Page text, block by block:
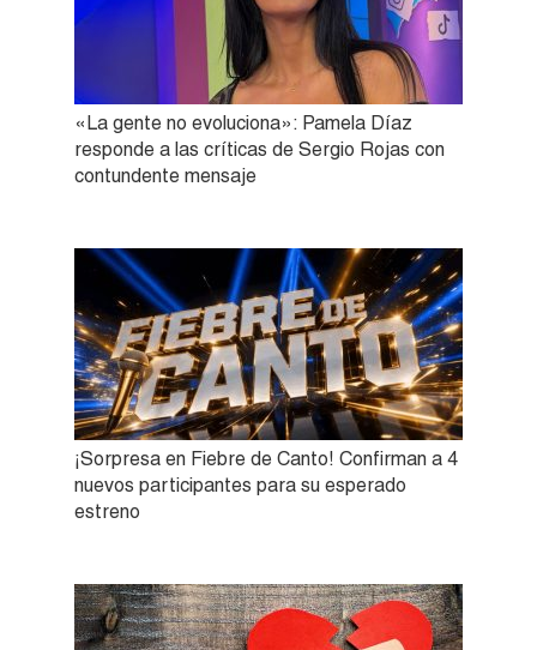
«La gente no evoluciona»: Pamela Díaz
responde a las críticas de Sergio Rojas con
contundente mensaje
¡Sorpresa en Fiebre de Canto! Confirman a 4
nuevos participantes para su esperado
estreno